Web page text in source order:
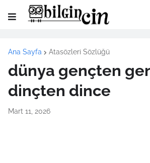
Ana Sayfa Atasözleri Sözlüğü
dünya gençten
dinçten dince
Mart 11, 2026